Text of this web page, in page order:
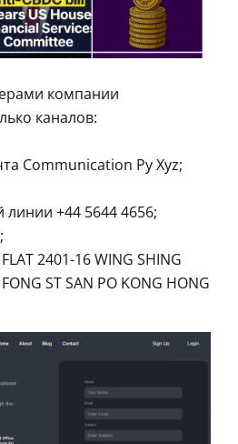
компании
каналов:
Communication Py Xyz;
линии +44 5644 4656;
2401-16 WING SHING
ST SAN PO KONG HONG